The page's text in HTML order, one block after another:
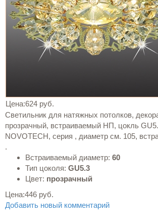
Цена:624 руб.
Светильник для натяжных потолков,
прозрачный, встраиваемый НП, цокль
NOVOTECH, серия , диаметр см. 105,
.
Встраиваемый диаметр: 60
Тип цоколя: GU5.3
Цвет: прозрачный
Цена:446 руб.
Добавить новый комментарий